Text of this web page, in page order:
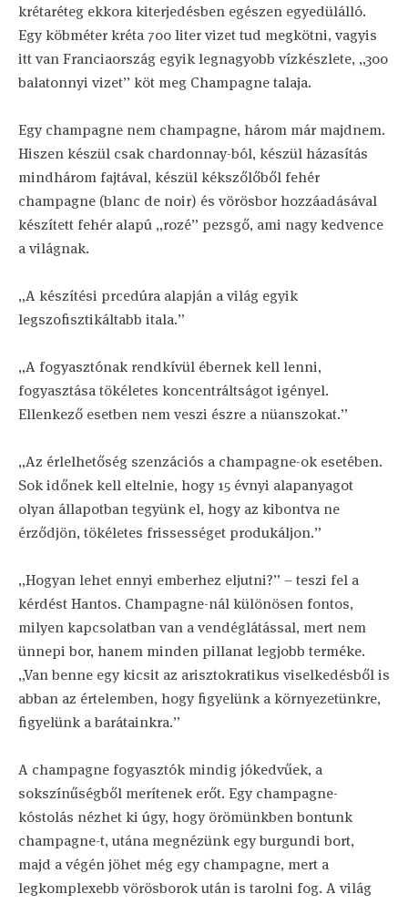
krétaréteg ekkora kiterjedésben egészen egyedülálló.
Egy köbméter kréta 700 liter vizet tud megkötni, vagyis
itt van Franciaország egyik legnagyobb vízkészlete, „300
balatonnyi vizet” köt meg Champagne talaja.
Egy champagne nem champagne, három már majdnem.
Hiszen készül csak chardonnay-ból, készül házasítás
mindhárom fajtával, készül kékszőlőből fehér
champagne (blanc de noir) és vörösbor hozzáadásával
készített fehér alapú „rozé” pezsgő, ami nagy kedvence
a világnak.
„A készítési prcedúra alapján a világ egyik
legszofisztikáltabb itala.”
„A fogyasztónak rendkívül ébernek kell lenni,
fogyasztása tökéletes koncentráltságot igényel.
Ellenkező esetben nem veszi észre a nüanszokat.”
„Az érlelhetőség szenzációs a champagne-ok esetében.
Sok időnek kell eltelnie, hogy 15 évnyi alapanyagot
olyan állapotban tegyünk el, hogy az kibontva ne
érződjön, tökéletes frissességet produkáljon.”
„Hogyan lehet ennyi emberhez eljutni?” – teszi fel a
kérdést Hantos. Champagne-nál különösen fontos,
milyen kapcsolatban van a vendéglátással, mert nem
ünnepi bor, hanem minden pillanat legjobb terméke.
„Van benne egy kicsit az arisztokratikus viselkedésből is
abban az értelemben, hogy figyelünk a környezetünkre,
figyelünk a barátainkra.”
A champagne fogyasztók mindig jókedvűek, a
sokszínűségből merítenek erőt. Egy champagne-
kóstolás nézhet ki úgy, hogy örömünkben bontunk
champagne-t, utána megnézünk egy burgundi bort,
majd a végén jöhet még egy champagne, mert a
legkomplexebb vörösborok után is tarolni fog. A világ